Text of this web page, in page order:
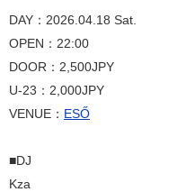
DAY：2026.04.18 Sat.
OPEN：22:00
DOOR：2,500JPY
U-23：2,000JPY
VENUE： ESŐ
■DJ
Kza